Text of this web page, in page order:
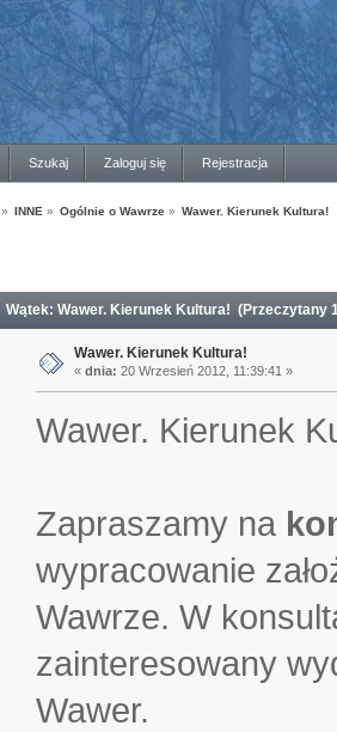
Szukaj Zaloguj się Rejestracja
» INNE » Ogólnie o Wawrze » Wawer. Kierunek Kultura!
Wątek: Wawer. Kierunek Kultura! (Przeczytany
Wawer. Kierunek Kultura!
« dnia: 20 Wrzesień 2012, 11:39:41 »
Wawer. Kierunek
Zapraszamy na
wypracowanie
Wawrze. W
zainteresowany
Wawer.